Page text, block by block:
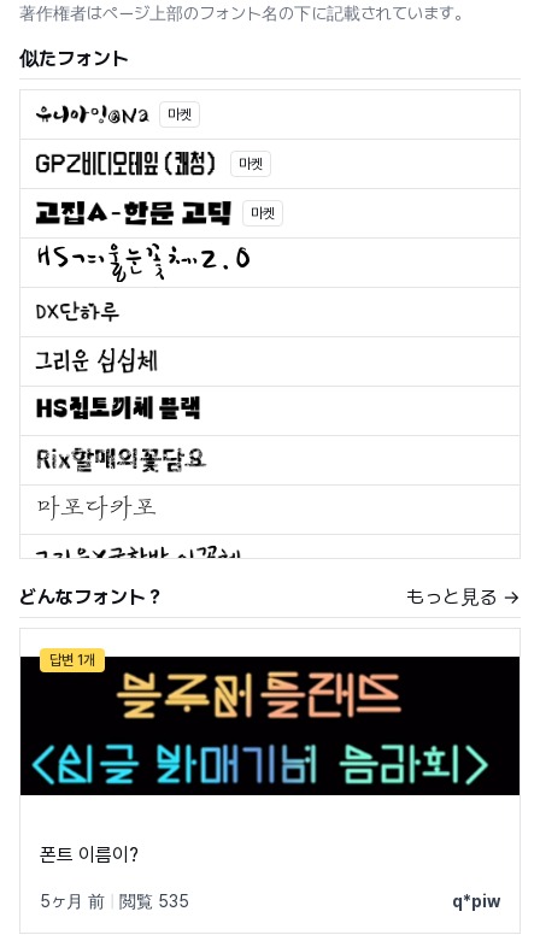
著作権者はページ上部のフォント名の下に記載されています。
似たフォント
마켓
마켓
마켓
どんなフォント？ もっと見る →
답변 1개
폰트 이름이?
5ヶ月 前 閲覧 535 q*piw